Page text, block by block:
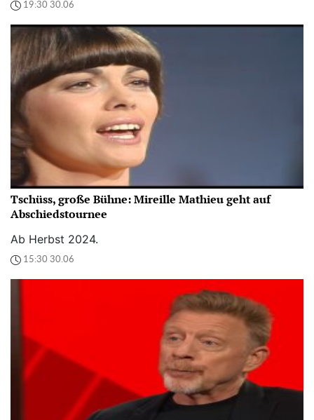
19:30 30.06
Tschüss, große Bühne: Mireille Mathieu geht auf
Abschiedstournee
Ab Herbst 2024.
15:30 30.06